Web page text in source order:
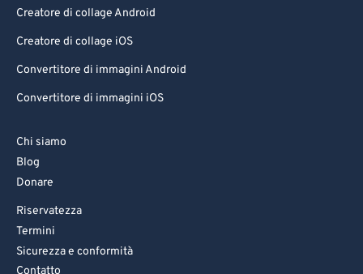
Creatore di collage Android
Creatore di collage iOS
Convertitore di immagini Android
Convertitore di immagini iOS
Chi siamo
Blog
Donare
Riservatezza
Termini
Sicurezza e conformità
Contatto